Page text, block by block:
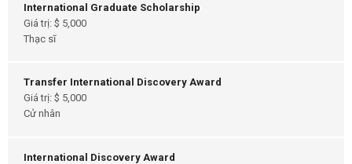
International Graduate Scholarship
Giá trị: $ 5,000
Thạc sĩ
Transfer International Discovery Award
Giá trị: $ 5,000
Cử nhân
International Discovery Award